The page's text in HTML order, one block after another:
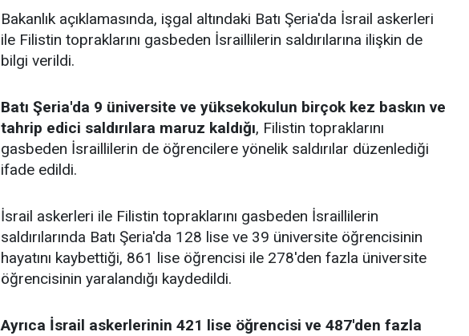
Bakanlık açıklamasında, işgal altındaki Batı Şeria'da İsrail askerleri
ile Filistin topraklarını gasbeden İsraillilerin saldırılarına ilişkin de
bilgi verildi.
Batı Şeria'da 9 üniversite ve yüksekokulun birçok kez baskın ve
tahrip edici saldırılara maruz kaldığı, Filistin topraklarını
gasbeden İsraillilerin de öğrencilere yönelik saldırılar düzenlediği
ifade edildi.
İsrail askerleri ile Filistin topraklarını gasbeden İsraillilerin
saldırılarında Batı Şeria'da 128 lise ve 39 üniversite öğrencisinin
hayatını kaybettiği, 861 lise öğrencisi ile 278'den fazla üniversite
öğrencisinin yaralandığı kaydedildi.
Ayrıca İsrail askerlerinin 421 lise öğrencisi ve 487'den fazla